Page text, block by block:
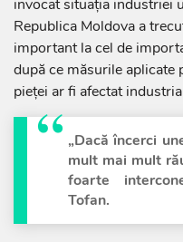
invocat situația industriei
Republica Moldova a
important la cel de
după ce măsurile aplicate
pieței ar fi afectat
„Dacă încerci
mult mai mult
foarte
Tofan.